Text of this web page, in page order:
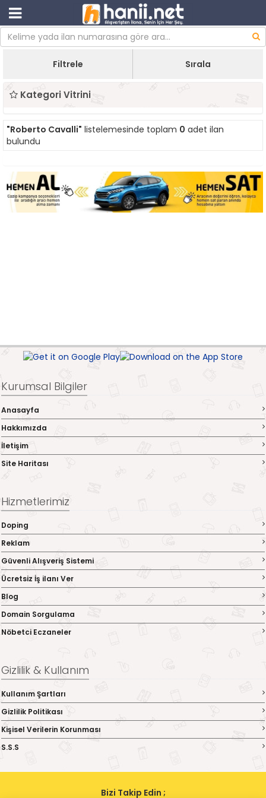
Filtrele Sırala
Kategori Vitrini
"Roberto Cavalli" listelemesinde toplam 0 adet ilan
bulundu
Kurumsal Bilgiler
Anasayfa
Hakkımızda
İletişim
Site Haritası
Hizmetlerimiz
Doping
Reklam
Güvenli Alışveriş Sistemi
Ücretsiz İş ilanı Ver
Blog
Domain Sorgulama
Nöbetci Eczaneler
Gizlilik & Kullanım
Kullanım Şartları
Gizlilik Politikası
Kişisel Verilerin Korunması
S.S.S
Bizi Takip Edin ;